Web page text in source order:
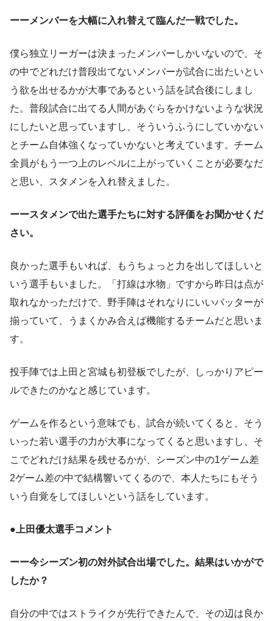
ーーメンバーを大幅に入れ替えて臨んだ一戦でした。
僕ら独立リーガーは決まったメンバーしかいないので、そ
の中でどれだけ普段出てないメンバーが試合に出たいとい
う欲を出せるかが大事であるという話を試合後にしまし
た。普段試合に出てる人間があぐらをかけないような状況
にしたいと思っていますし、そういうふうにしていかない
とチーム自体強くなっていかないと考えています。チーム
全員がもう一つ上のレベルに上がっていくことが必要なだ
と思い、スタメンを入れ替えました。
ーースタメンで出た選手たちに対する評価をお聞かせくだ
さい。
良かった選手もいれば、もうちょっと力を出してほしいと
いう選手もいました。「打線は水物」ですから昨日は点が
取れなかっただけで、野手陣はそれなりにいいバッターが
揃っていて、うまくかみ合えば機能するチームだと思いま
す。
投手陣では上田と宮城も初登板でしたが、しっかりアピー
ルできたのかなと感じています。
ゲームを作るという意味でも、試合が続いてくると、そう
いった若い選手の力が大事になってくると思いますし、そ
こでどれだけ結果を残せるかが、シーズン中の1ゲーム差
2ゲーム差の中で結構響いてくるので、本人たちにもそう
いう自覚をしてほしいという話をしています。
● 上田優太選手コメント
ーー今シーズン初の対外試合出場でした。結果はいかがで
したか？
自分の中ではストライクが先行できたんで、その辺は良か